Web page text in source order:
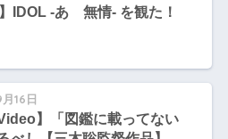
IDOL -あゝ無情- を観た！
16日
】「図鑑に載ってない